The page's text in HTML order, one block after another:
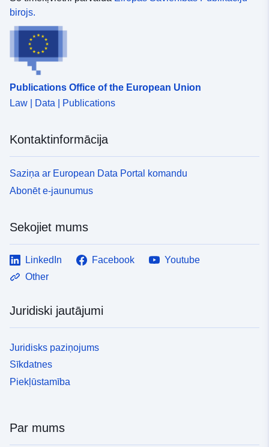
birojs.
Publications Office of the European Union
Law | Data | Publications
Kontaktinformācija
Saziņa ar European Data Portal komandu
Abonēt e-jaunumus
Sekojiet mums
LinkedIn Facebook
Youtube
Other
Juridiski jautājumi
Juridisks paziņojums
Sīkdatnes
Piekļūstamība
Par mums